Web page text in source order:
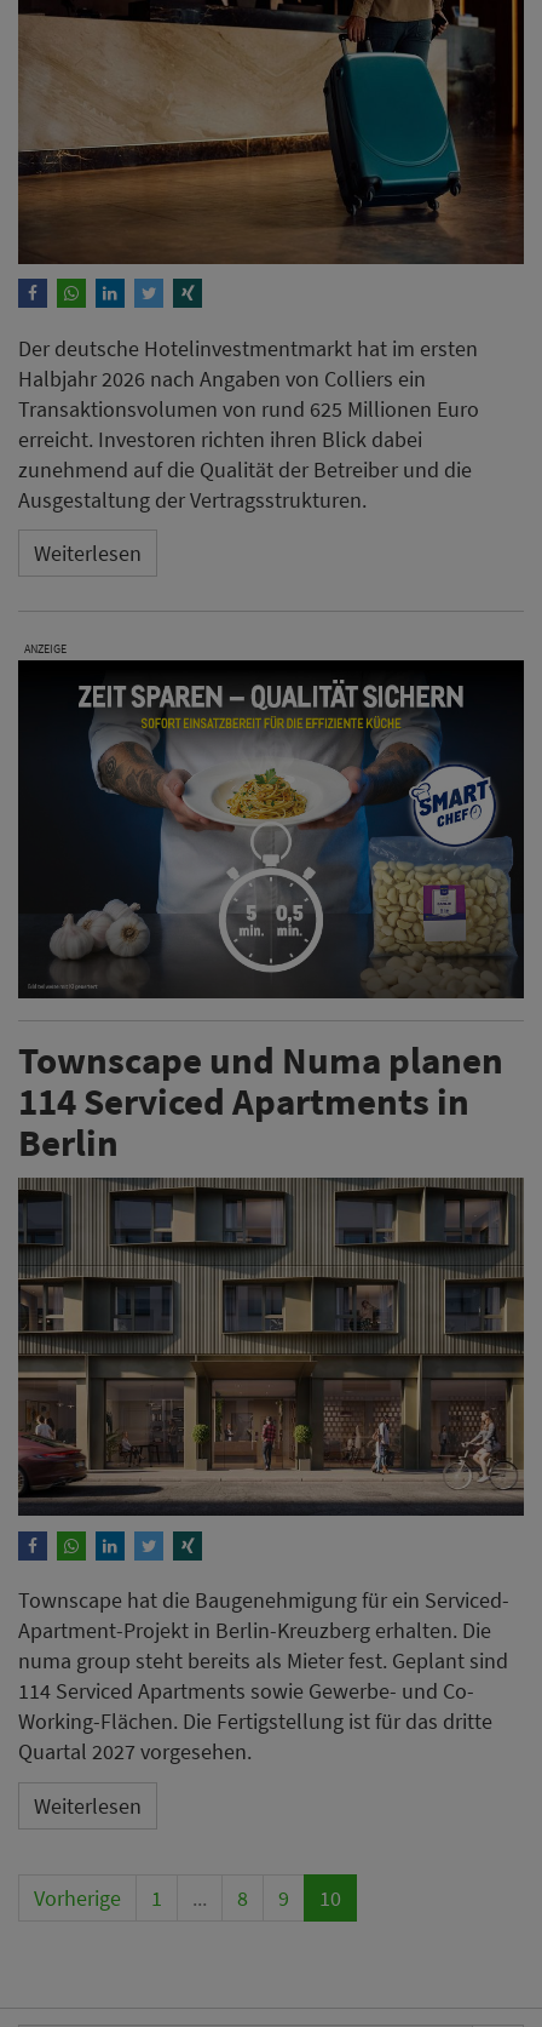
Der deutsche Hotelinvestmentmarkt hat im ersten
Halbjahr 2026 nach Angaben von Colliers ein
Transaktionsvolumen von rund 625 Millionen Euro
erreicht. Investoren richten ihren Blick dabei
zunehmend auf die Qualität der Betreiber und die
Ausgestaltung der Vertragsstrukturen.
Weiterlesen
ANZEIGE
Townscape und Numa planen
114 Serviced Apartments in
Berlin
Townscape hat die Baugenehmigung für ein Serviced-
Apartment-Projekt in Berlin-Kreuzberg erhalten. Die
numa group steht bereits als Mieter fest. Geplant sind
114 Serviced Apartments sowie Gewerbe- und Co-
Working-Flächen. Die Fertigstellung ist für das dritte
Quartal 2027 vorgesehen.
Weiterlesen
Vorherige 1 ... 8 9 10